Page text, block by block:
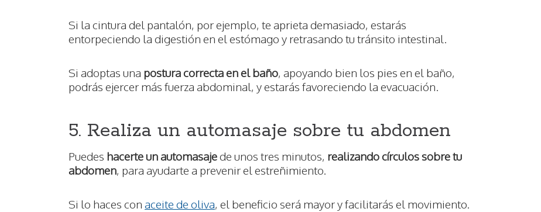
Si la cintura del pantalón, por ejemplo, te aprieta demasiado, estarás
entorpeciendo la digestión en el estómago y retrasando tu tránsito intestinal.
Si adoptas una postura correcta en el baño, apoyando bien los pies en el baño,
podrás ejercer más fuerza abdominal, y estarás favoreciendo la evacuación.
5. Realiza un automasaje sobre tu abdomen
Puedes hacerte un automasajede unos tres minutos, realizando círculos sobre tu
abdomen, para ayudarte a prevenir el estreñimiento.
Si lo haces con aceite de oliva, el beneficio será mayor y facilitarás el movimiento.